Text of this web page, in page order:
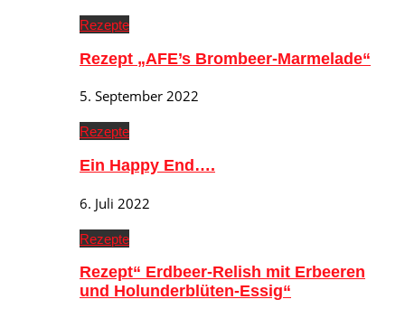
Rezepte
Rezept „AFE’s Brombeer-Marmelade“
5. September 2022
Rezepte
Ein Happy End….
6. Juli 2022
Rezepte
Rezept“ Erdbeer-Relish mit Erbeeren
und Holunderblüten-Essig“